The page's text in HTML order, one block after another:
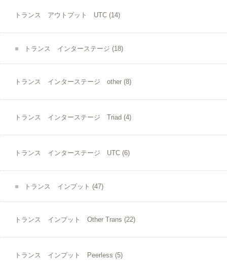
トランス アウトプット UTC (14)
トランス インターステージ (18)
トランス インターステージ other (8)
トランス インターステージ Triad (4)
トランス インターステージ UTC (6)
トランス インプット (47)
トランス インプット Other Trans (22)
トランス インプット Peerless (5)